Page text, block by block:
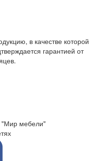
в качестве которой
гарантией от
"Мир мебели"